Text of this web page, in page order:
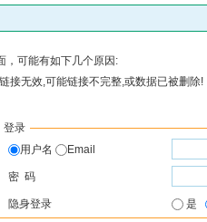
，可能有如下几个原因:
接无效,可能链接不完整,或数据已被删除!
登录
用户名
Email
密 码
隐身登录 是